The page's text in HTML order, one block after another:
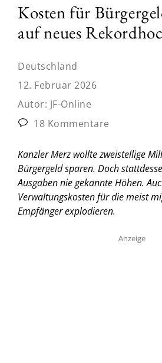
Kosten für
auf neues
Deutschland
12. Februar 2026
Autor: JF-Online
18 Kommentare
Kanzler Merz wollte zweistellige
Bürgergeld sparen. Doch
Ausgaben nie gekannte Höhen.
Verwaltungskosten für die meist
Empfänger explodieren.
Anzeige